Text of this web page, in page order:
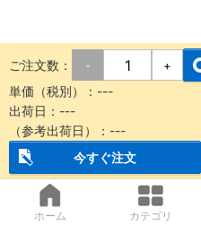
ご注文数： - +
単価（税別）： ---
出荷日： ---
（参考出荷日）： ---
今すぐ注文
ホーム カテゴリ